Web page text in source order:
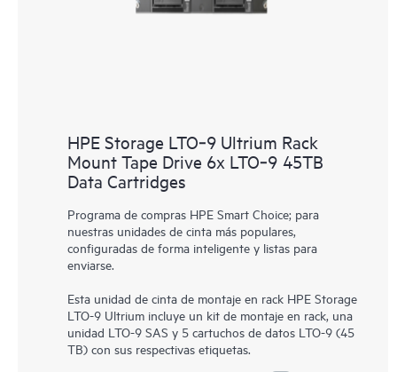
HPE Storage LTO‑9 Ultrium Rack
Mount Tape Drive 6x LTO‑9 45TB
Data Cartridges
Programa de compras HPE Smart Choice; para
nuestras unidades de cinta más populares,
configuradas de forma inteligente y listas para
enviarse.
Esta unidad de cinta de montaje en rack HPE Storage
LTO-9 Ultrium incluye un kit de montaje en rack, una
unidad LTO-9 SAS y 5 cartuchos de datos LTO-9 (45
TB) con sus respectivas etiquetas.